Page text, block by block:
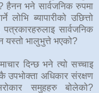
हैनन भने सार्वजनिक रुपमा
ब्यापारीको उछित्तो
सार्वजनिक
यस्तो भालुभुत्ते भएको?
दिन्छ भने त्यो सच्चाइ
उपभोक्ता अधिकार संरक्षण
समुहहरु बोलेको?